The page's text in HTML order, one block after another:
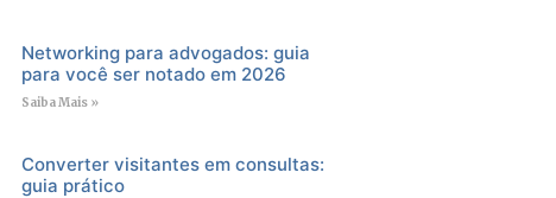
Networking para advogados: guia
para você ser notado em 2026
Saiba Mais »
Converter visitantes em consultas:
guia prático